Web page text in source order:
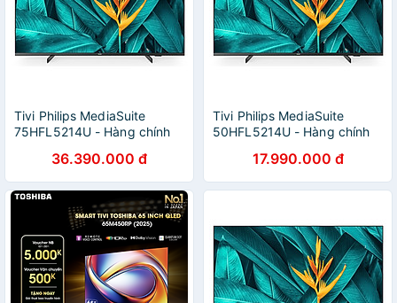
Tivi Philips MediaSuite
75HFL5214U - Hàng chính
36.390.000 đ
Tivi Philips MediaSuite
50HFL5214U - Hàng chính
17.990.000 đ